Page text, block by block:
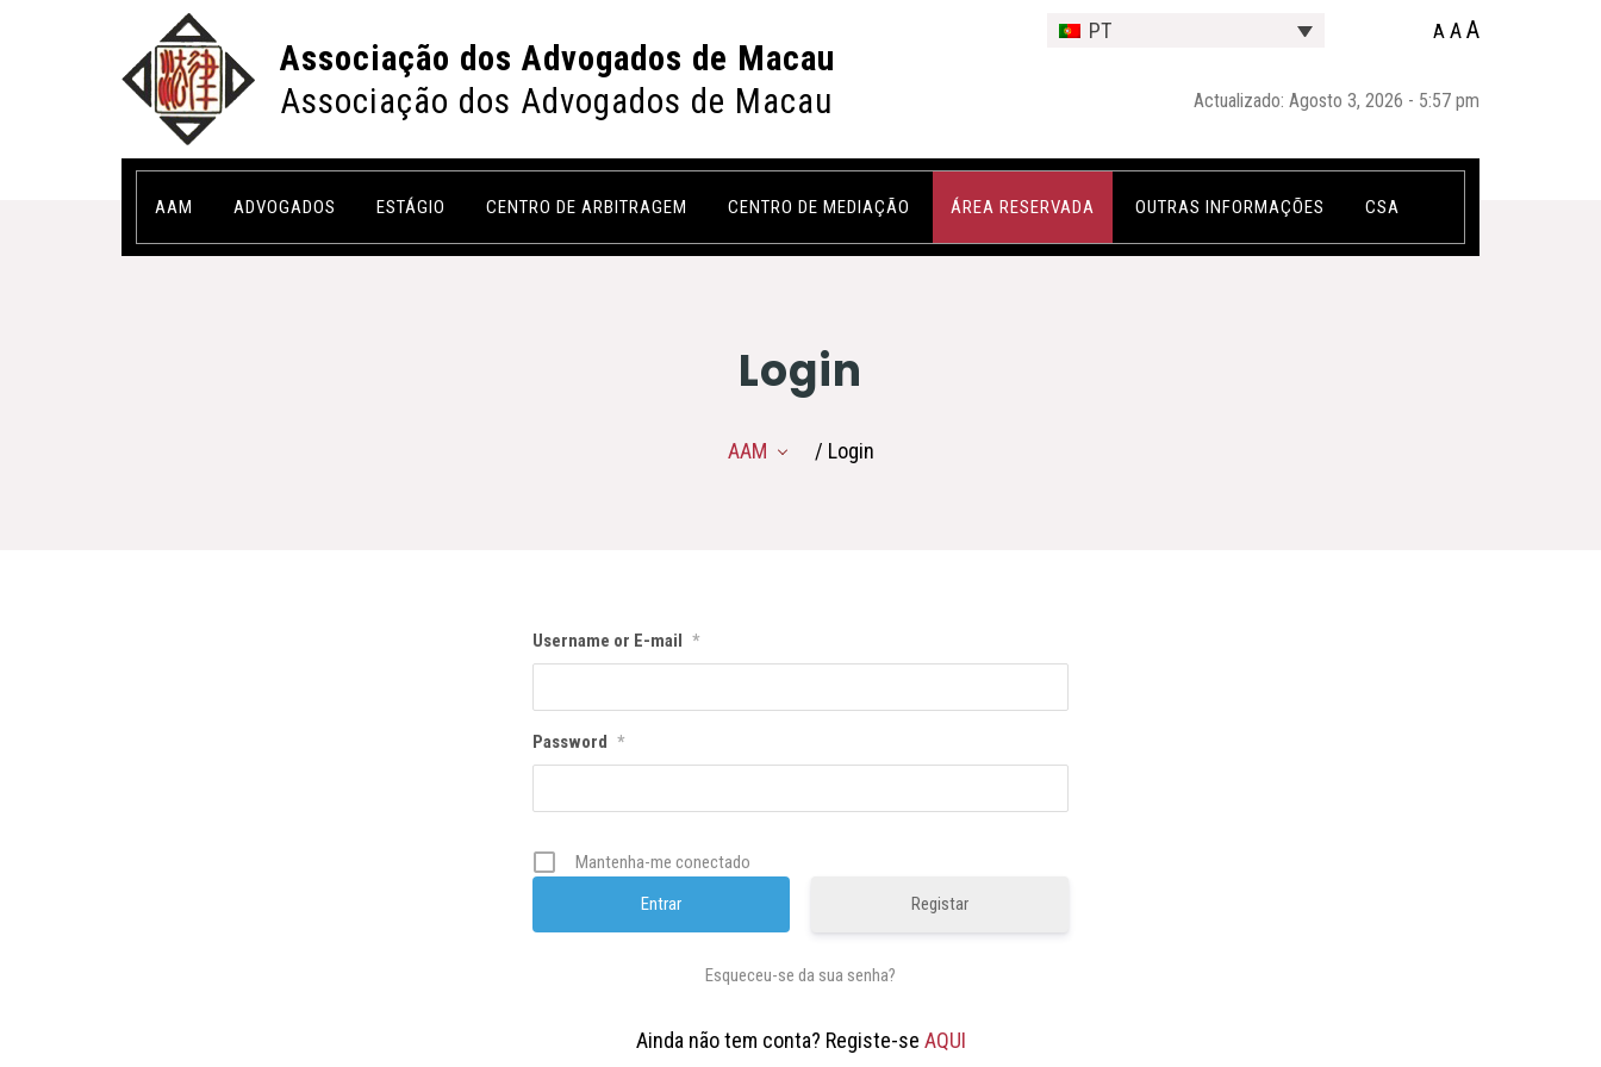
Associação dos Advogados de Macau
Associação dos Advogados de Macau
PT A AA
Actualizado: Agosto 3, 2026 - 5:57 pm
AAM ADVOGADOS ESTÁGIO CENTRO DE ARBITRAGEM CENTRO DE MEDIAÇÃO ÁREA RESERVADA OUTRAS INFORMAÇÕES CSA
Login
AAM / Login
Username or E-mail *
Password *
Mantenha-me conectado
Registar
Esqueceu-se da sua senha?
Ainda não tem conta? Registe-se AQUI